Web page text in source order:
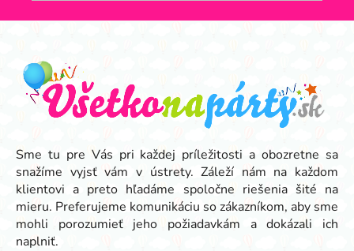
Z
Sme tu pre Vás pri každej príležitosti a obozretne sa
snažíme vyjsť vám v ústrety. Záleží nám na každom
klientovi a preto hľadáme spoločne riešenia šité na
mieru. Preferujeme komunikáciu so zákazníkom, aby sme
mohli porozumieť jeho požiadavkám a dokázali ich
naplniť.